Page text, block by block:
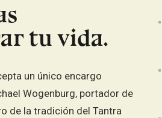
tu vida.
un único encargo
Wogenburg, portador de
de la tradición del Tantra